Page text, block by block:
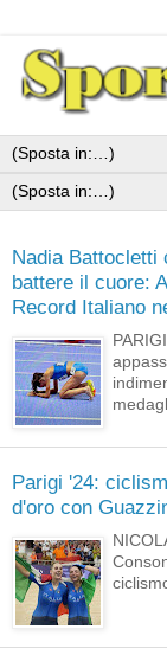
Nadia Battocletti
battere il cuore:
Record Italiano
Parigi '24:
d'oro con